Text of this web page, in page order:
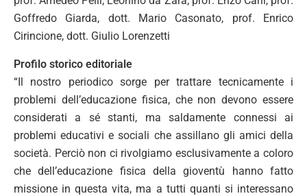
Goffredo Giarda, dott. Mario Casonato, prof. Enrico
Cirincione, dott. Giulio Lorenzetti
Profilo storico editoriale
“Il nostro periodico sorge per trattare tecnicamente i
problemi dell’educazione fisica, che non devono essere
considerati a sé stanti, ma saldamente connessi ai
problemi educativi e sociali che assillano gli amici della
società. Perciò non ci rivolgiamo esclusivamente a coloro
che dell’educazione fisica della gioventù hanno fatto
missione in questa vita, ma a tutti quanti si interessano